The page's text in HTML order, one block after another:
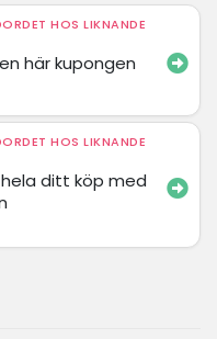
HOS LIKNANDE
här kupongen
HOS LIKNANDE
ditt köp med